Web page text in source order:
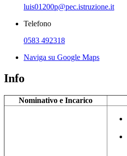
luis01200p@pec.istruzione.it
Telefono
0583 492318
Naviga su Google Maps
Info
Nominativo e Incarico